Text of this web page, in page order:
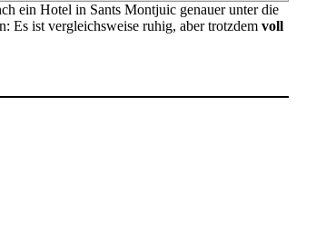
ein Hotel in Sants Montjuic genauer unter die
Es ist vergleichsweise ruhig, aber trotzdem voll